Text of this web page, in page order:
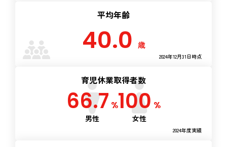
平均年齢
40.0 歳
2024年12月31日時点
育児休業取得者数
男性
66.7 %
女性
100 %
2024年度実績